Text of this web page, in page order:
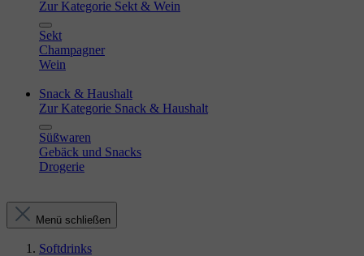
Zur Kategorie Sekt & Wein
Sekt
Champagner
Wein
Snack & Haushalt
Zur Kategorie Snack & Haushalt
Süßwaren
Gebäck und Snacks
Drogerie
Menü schließen
Softdrinks